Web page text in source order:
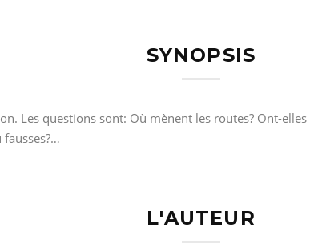
SYNOPSIS
Les questions sont: Où mènent les routes? Ont-
fausses?…
L'AUTEUR